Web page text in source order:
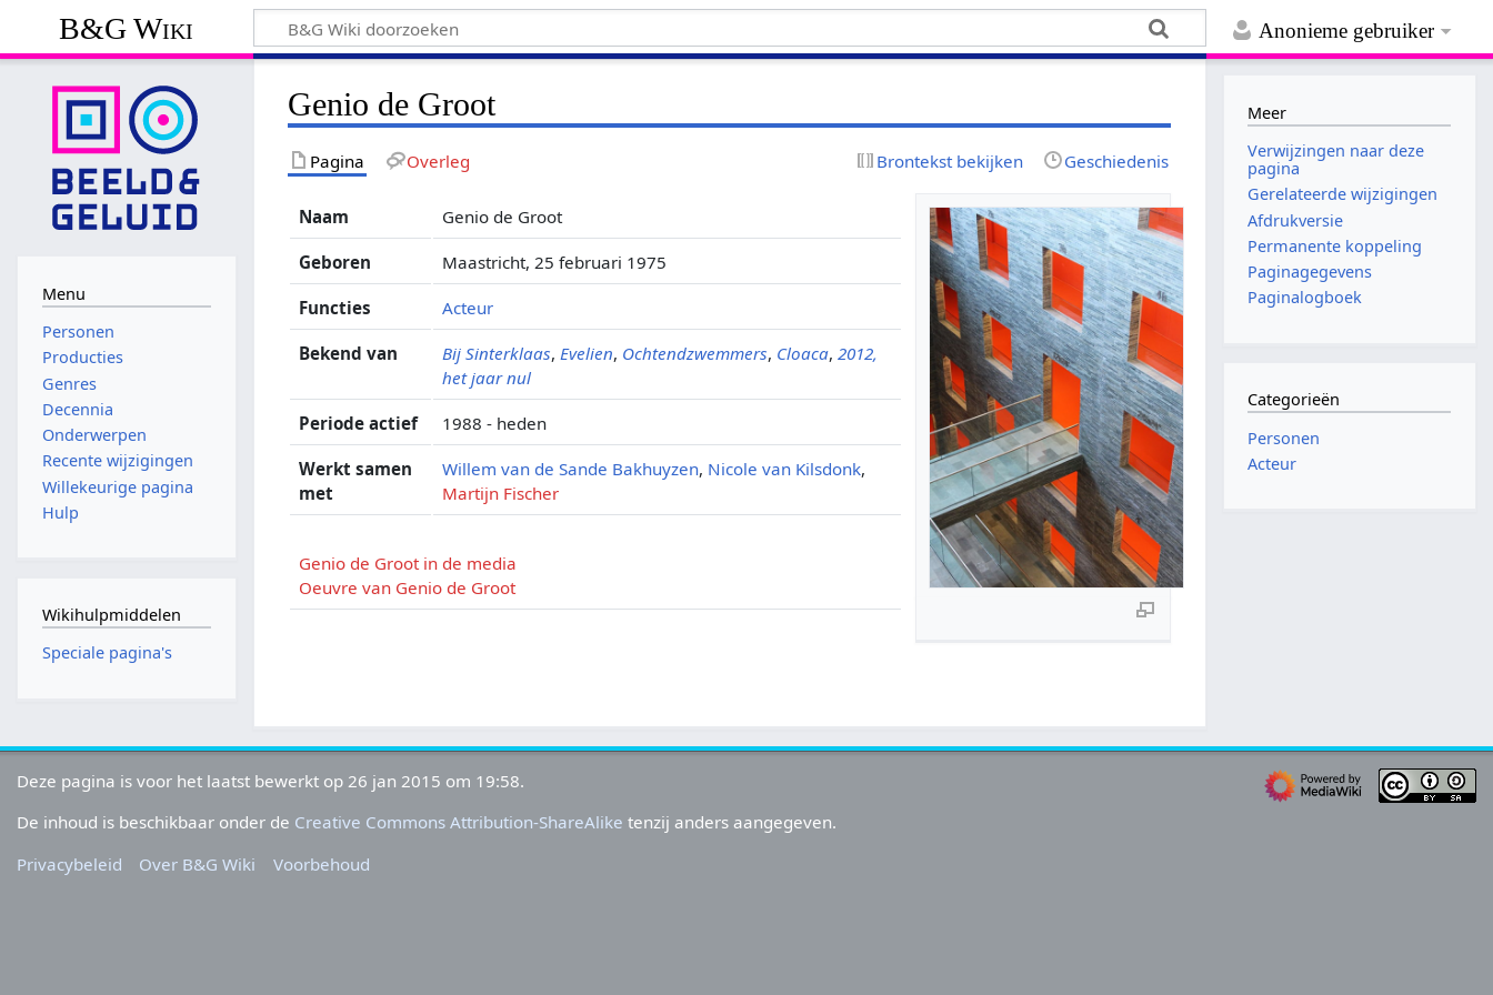
Anonieme gebruiker
B&G Wiki
Genio de Groot
Pagina Overleg Brontekst bekijken Geschiedenis
Naam Genio de Groot
Geboren Maastricht, 25 februari 1975
Functies Acteur
Bekend van Bij Sinterklaas, Evelien, Ochtendzwemmers, Cloaca,2012,
het jaar nul
Periode actief 1988 - heden
Werkt samen
met
Willem van de Sande Bakhuyzen, Nicole van Kilsdonk,
Martijn Fischer
Genio de Groot in de media
Oeuvre van Genio de Groot
Menu
Personen
Producties
Genres
Decennia
Onderwerpen
Recente wijzigingen
Willekeurige pagina
Hulp
Wikihulpmiddelen
Speciale pagina's
Meer
Verwijzingen naar deze
pagina
Gerelateerde wijzigingen
Afdrukversie
Permanente koppeling
Paginagegevens
Paginalogboek
Categorieën
Personen
Acteur
Deze pagina is voor het laatst bewerkt op 26 jan 2015 om 19:58.
De inhoud is beschikbaar onder de Creative Commons Attribution-ShareAlike tenzij anders aangegeven.
Privacybeleid
Over B&G Wiki Voorbehoud